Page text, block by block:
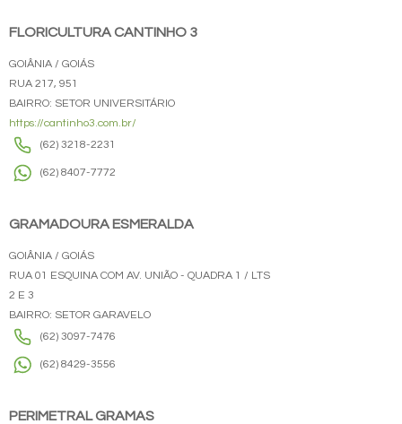
FLORICULTURA CANTINHO 3
GOIÂNIA / GOIÁS
RUA 217, 951
BAIRRO: SETOR UNIVERSITÁRIO
https://cantinho3.com.br/
(62) 3218-2231
(62) 8407-7772
GRAMADOURA ESMERALDA
GOIÂNIA / GOIÁS
RUA 01 ESQUINA COM AV. UNIÃO - QUADRA 1 / LTS
2 E 3
BAIRRO: SETOR GARAVELO
(62) 3097-7476
(62) 8429-3556
PERIMETRAL GRAMAS